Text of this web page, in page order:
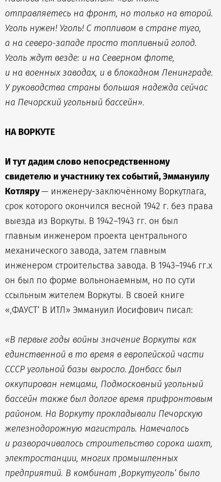
отправляетесь на фронт, но только на второй.
Уголь нужен! Уголь! С топливом в стране туго,
а на северо-западе просто топливный голод.
Уголь ждут везде: и на Северном флоте,
и на военных заводах, и в блокадном Ленинграде.
У руководства страны большая надежда сейчас
на Печорский угольный бассейн».
НА ВОРКУТЕ
И тут дадим слово непосредственному
свидетелю и участнику тех событий, Эммануилу
Котляру— инженеру-заключённому Воркутлага,
срок которого окончился весной 1942 г. без права
выезда из Воркуты. В 1942–1943 гг. он был
главным инженером проекта центрального
механического завода, затем главным
инженером строительства завода. В 1943–1946 гг.х
он был по форме вольнонаемным, но по сути
ссыльным жителем Воркуты. В своей книге
«‚ФАУСТ‘ В ИТЛ» Эммануил Иосифович писал:
«В первые годы войны значение Воркуты как
единственной в то время в европейской части
СССР угольной базы выросло. Донбасс был
оккупирован немцами, Подмосковный угольный
бассейн также был долгое время прифронтовым
районом. На Воркуту прокладывали Печорскую
железнодорожную магистраль. Намечалось
и разворачивалось строительство сорока шахт,
электростанции, многих промышленных
предприятий. В комбинат ‚Воркутуголь‘ было